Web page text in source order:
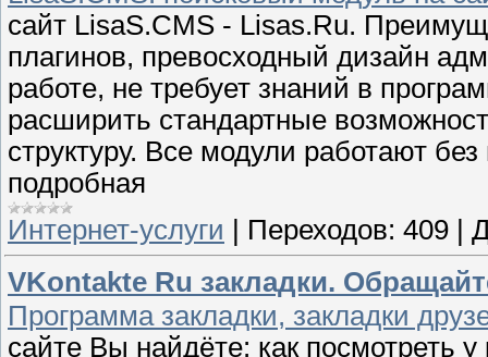
сайт LisaS.CMS - Lisas.Ru.
плагинов, превосходный дизайн
работе, не требует знаний в
расширить стандартные
структуру. Все модули работают
подробная
Интернет-услуги
Переходов: 409
VKontakte Ru закладки.
Программа закладки, закладки
сайте Вы найдёте: как посмотреть у